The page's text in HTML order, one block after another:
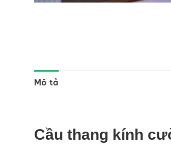
Mô tả
Cầu thang kính